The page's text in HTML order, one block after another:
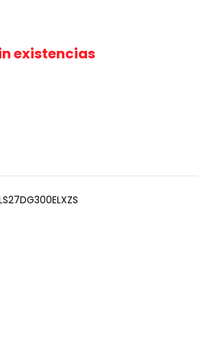
existencias